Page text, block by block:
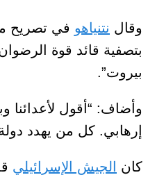
وقال نتنياهو في تصريح
بتصفية قائد قوة
بيروت”.
وأضاف: “أقول لأعدائنا
إرهابي. كل من يهدد
كان الجيش الإسرائيلي